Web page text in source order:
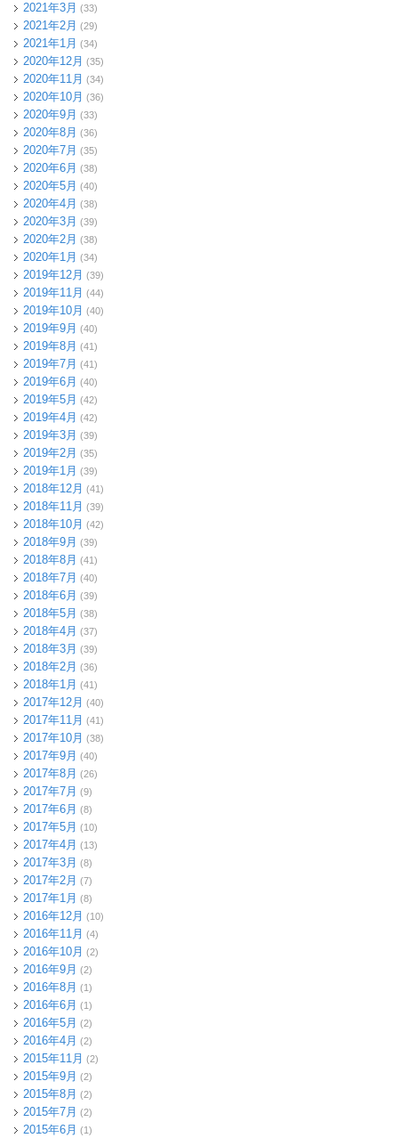
2021年3月 (33)
2021年2月 (29)
2021年1月 (34)
2020年12月 (35)
2020年11月 (34)
2020年10月 (36)
2020年9月 (33)
2020年8月 (36)
2020年7月 (35)
2020年6月 (38)
2020年5月 (40)
2020年4月 (38)
2020年3月 (39)
2020年2月 (38)
2020年1月 (34)
2019年12月 (39)
2019年11月 (44)
2019年10月 (40)
2019年9月 (40)
2019年8月 (41)
2019年7月 (41)
2019年6月 (40)
2019年5月 (42)
2019年4月 (42)
2019年3月 (39)
2019年2月 (35)
2019年1月 (39)
2018年12月 (41)
2018年11月 (39)
2018年10月 (42)
2018年9月 (39)
2018年8月 (41)
2018年7月 (40)
2018年6月 (39)
2018年5月 (38)
2018年4月 (37)
2018年3月 (39)
2018年2月 (36)
2018年1月 (41)
2017年12月 (40)
2017年11月 (41)
2017年10月 (38)
2017年9月 (40)
2017年8月 (26)
2017年7月 (9)
2017年6月 (8)
2017年5月 (10)
2017年4月 (13)
2017年3月 (8)
2017年2月 (7)
2017年1月 (8)
2016年12月 (10)
2016年11月 (4)
2016年10月 (2)
2016年9月 (2)
2016年8月 (1)
2016年6月 (1)
2016年5月 (2)
2016年4月 (2)
2015年11月 (2)
2015年9月 (2)
2015年8月 (2)
2015年7月 (2)
2015年6月 (1)